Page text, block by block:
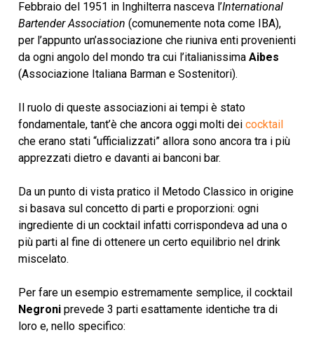
Febbraio del 1951 in Inghilterra nasceva l’International
Bartender Association (comunemente nota come IBA),
per l’appunto un’associazione che riuniva enti provenienti
da ogni angolo del mondo tra cui l’italianissima Aibes
(Associazione Italiana Barman e Sostenitori).
Il ruolo di queste associazioni ai tempi è stato
fondamentale, tant’è che ancora oggi molti dei cocktail
che erano stati “ufficializzati” allora sono ancora tra i più
apprezzati dietro e davanti ai banconi bar.
Da un punto di vista pratico il Metodo Classico in origine
si basava sul concetto di parti e proporzioni: ogni
ingrediente di un cocktail infatti corrispondeva ad una o
più parti al fine di ottenere un certo equilibrio nel drink
miscelato.
Per fare un esempio estremamente semplice, il cocktail
Negroniprevede 3 parti esattamente identiche tra di
loro e, nello specifico: